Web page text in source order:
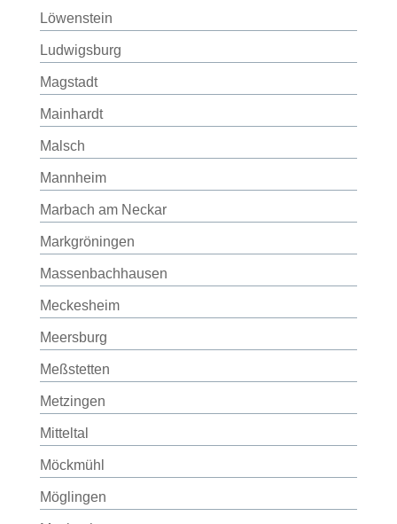
Löwenstein
Ludwigsburg
Magstadt
Mainhardt
Malsch
Mannheim
Marbach am Neckar
Markgröningen
Massenbachhausen
Meckesheim
Meersburg
Meßstetten
Metzingen
Mitteltal
Möckmühl
Möglingen